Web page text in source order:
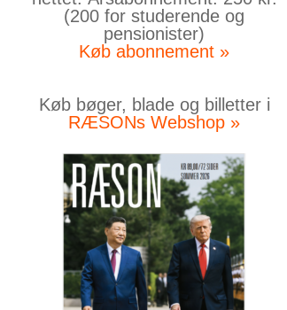
(200 for studerende og
pensionister)
Køb abonnement »
Køb bøger, blade og billetter i
RÆSONs Webshop »